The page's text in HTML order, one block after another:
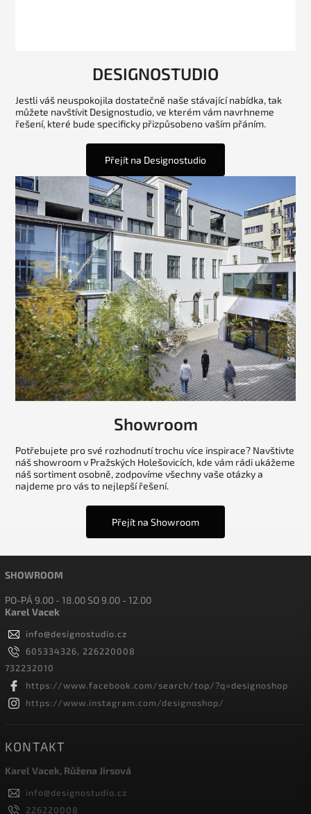
DESIGNOSTUDIO
Jestli váš neuspokojila dostatečně naše stávající nabídka, tak
můžete navštívit Designostudio, ve kterém vám navrhneme
řešení, které bude specificky přizpůsobeno vaším přáním.
Přejít na Designostudio
Showroom
Potřebujete pro své rozhodnutí trochu více inspirace? Navštivte
náš showroom v Pražských Holešovicích, kde vám rádi ukážeme
náš sortiment osobně, zodpovíme všechny vaše otázky a
najdeme pro vás to nejlepší řešení.
Přejít na Showroom
SHOWROOM
PO-PÁ 9.00 - 18.00 SO 9.00 - 12.00
Karel Vacek
info@designostudio.cz
605334326, 226220008
732232010
https://www.facebook.com/search/top/?q=designoshop
https://www.instagram.com/designoshop/
KONTAKT
Karel Vacek, Růžena Jirsová
info@designostudio.cz
226220008